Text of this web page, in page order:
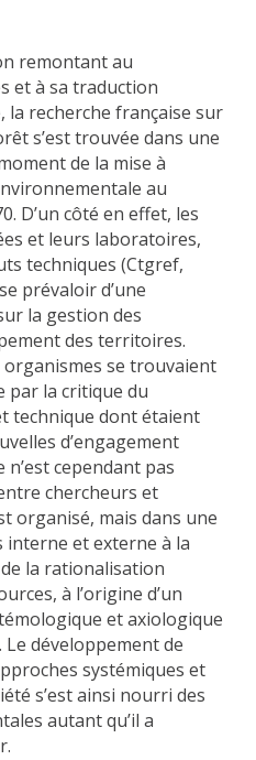
remontant au
et à sa traduction
la recherche française sur
s’est trouvée dans une
de la mise à
au
D’un côté en effet, les
et leurs laboratoires,
techniques (Ctgref,
prévaloir d’une
la gestion des
des territoires.
organismes se trouvaient
par la critique du
technique dont étaient
d’engagement
n’est cependant pas
chercheurs et
organisé, mais dans une
interne et externe à la
la rationalisation
à l’origine d’un
et axiologique
développement de
systémiques et
s’est ainsi nourri des
autant qu’il a